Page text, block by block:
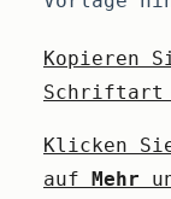
Kopieren
Schriftart
Klicken
auf Mehr